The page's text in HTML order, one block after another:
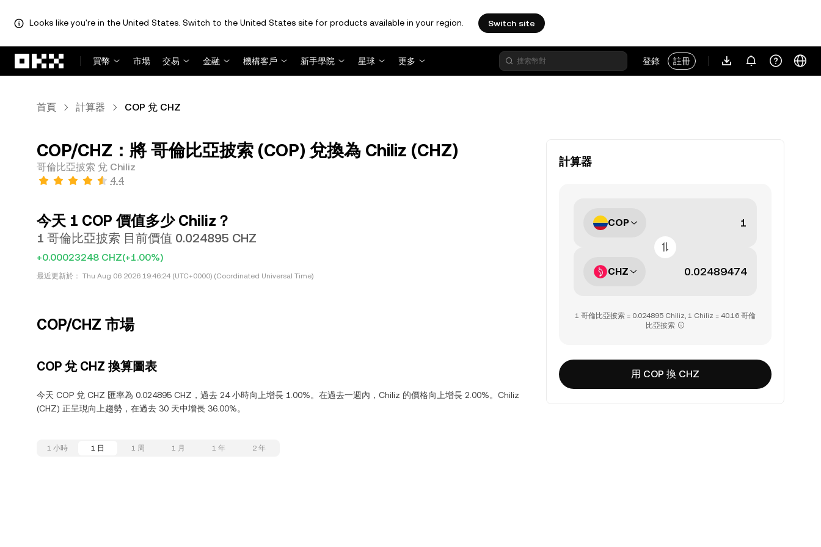
Looks like you're in the United States. Switch to the United States site for products available in your region. Switch site
買幣
市場 交易 金融 機構客戶 新手學院 星球 更多 登錄 註冊
首頁 計算器 COP 兌 CHZ
COP/CHZ：將 哥倫比亞披索 (COP) 兌換為 Chiliz (CHZ)
哥倫比亞披索 兌 Chiliz
4.4
今天 1 COP 價值多少 Chiliz？
1 哥倫比亞披索 目前價值 0.024895 CHZ
+0.00023248 CHZ(+1.00%)
最近更新於： Thu Aug 06 2026 19:46:24 (UTC+0000) (Coordinated Universal Time)
COP/CHZ 市場
COP 兌 CHZ 換算圖表
今天 COP 兌 CHZ 匯率為 0.024895 CHZ，過去 24 小時向上增長 1.00%。在過去一週內，Chiliz 的價格向上增長 2.00%。Chiliz
(CHZ) 正呈現向上趨勢，在過去 30 天中增長 36.00%。
1 小時 1 日 1 周 1 月 1 年 2 年
計算器
COP
CHZ
1 哥倫比亞披索 = 0.024895 Chiliz, 1 Chiliz = 40.16 哥倫
比亞披索
用 COP 換 CHZ